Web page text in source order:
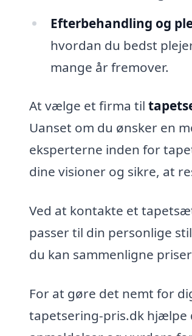
Efterbehandling og
hvordan du bedst
mange år fremover.
At vælge et firma til
Uanset om du ønsker en
eksperterne inden for
dine visioner og sikre, at
Ved at kontakte et
passer til din personlige
du kan sammenligne
For at gøre det nemt for
tapetsering-pris.dk hjælpe